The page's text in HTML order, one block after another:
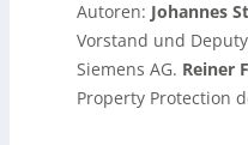
Autoren: Johannes
Vorstand und
Siemens AG. Reiner
Property Protection